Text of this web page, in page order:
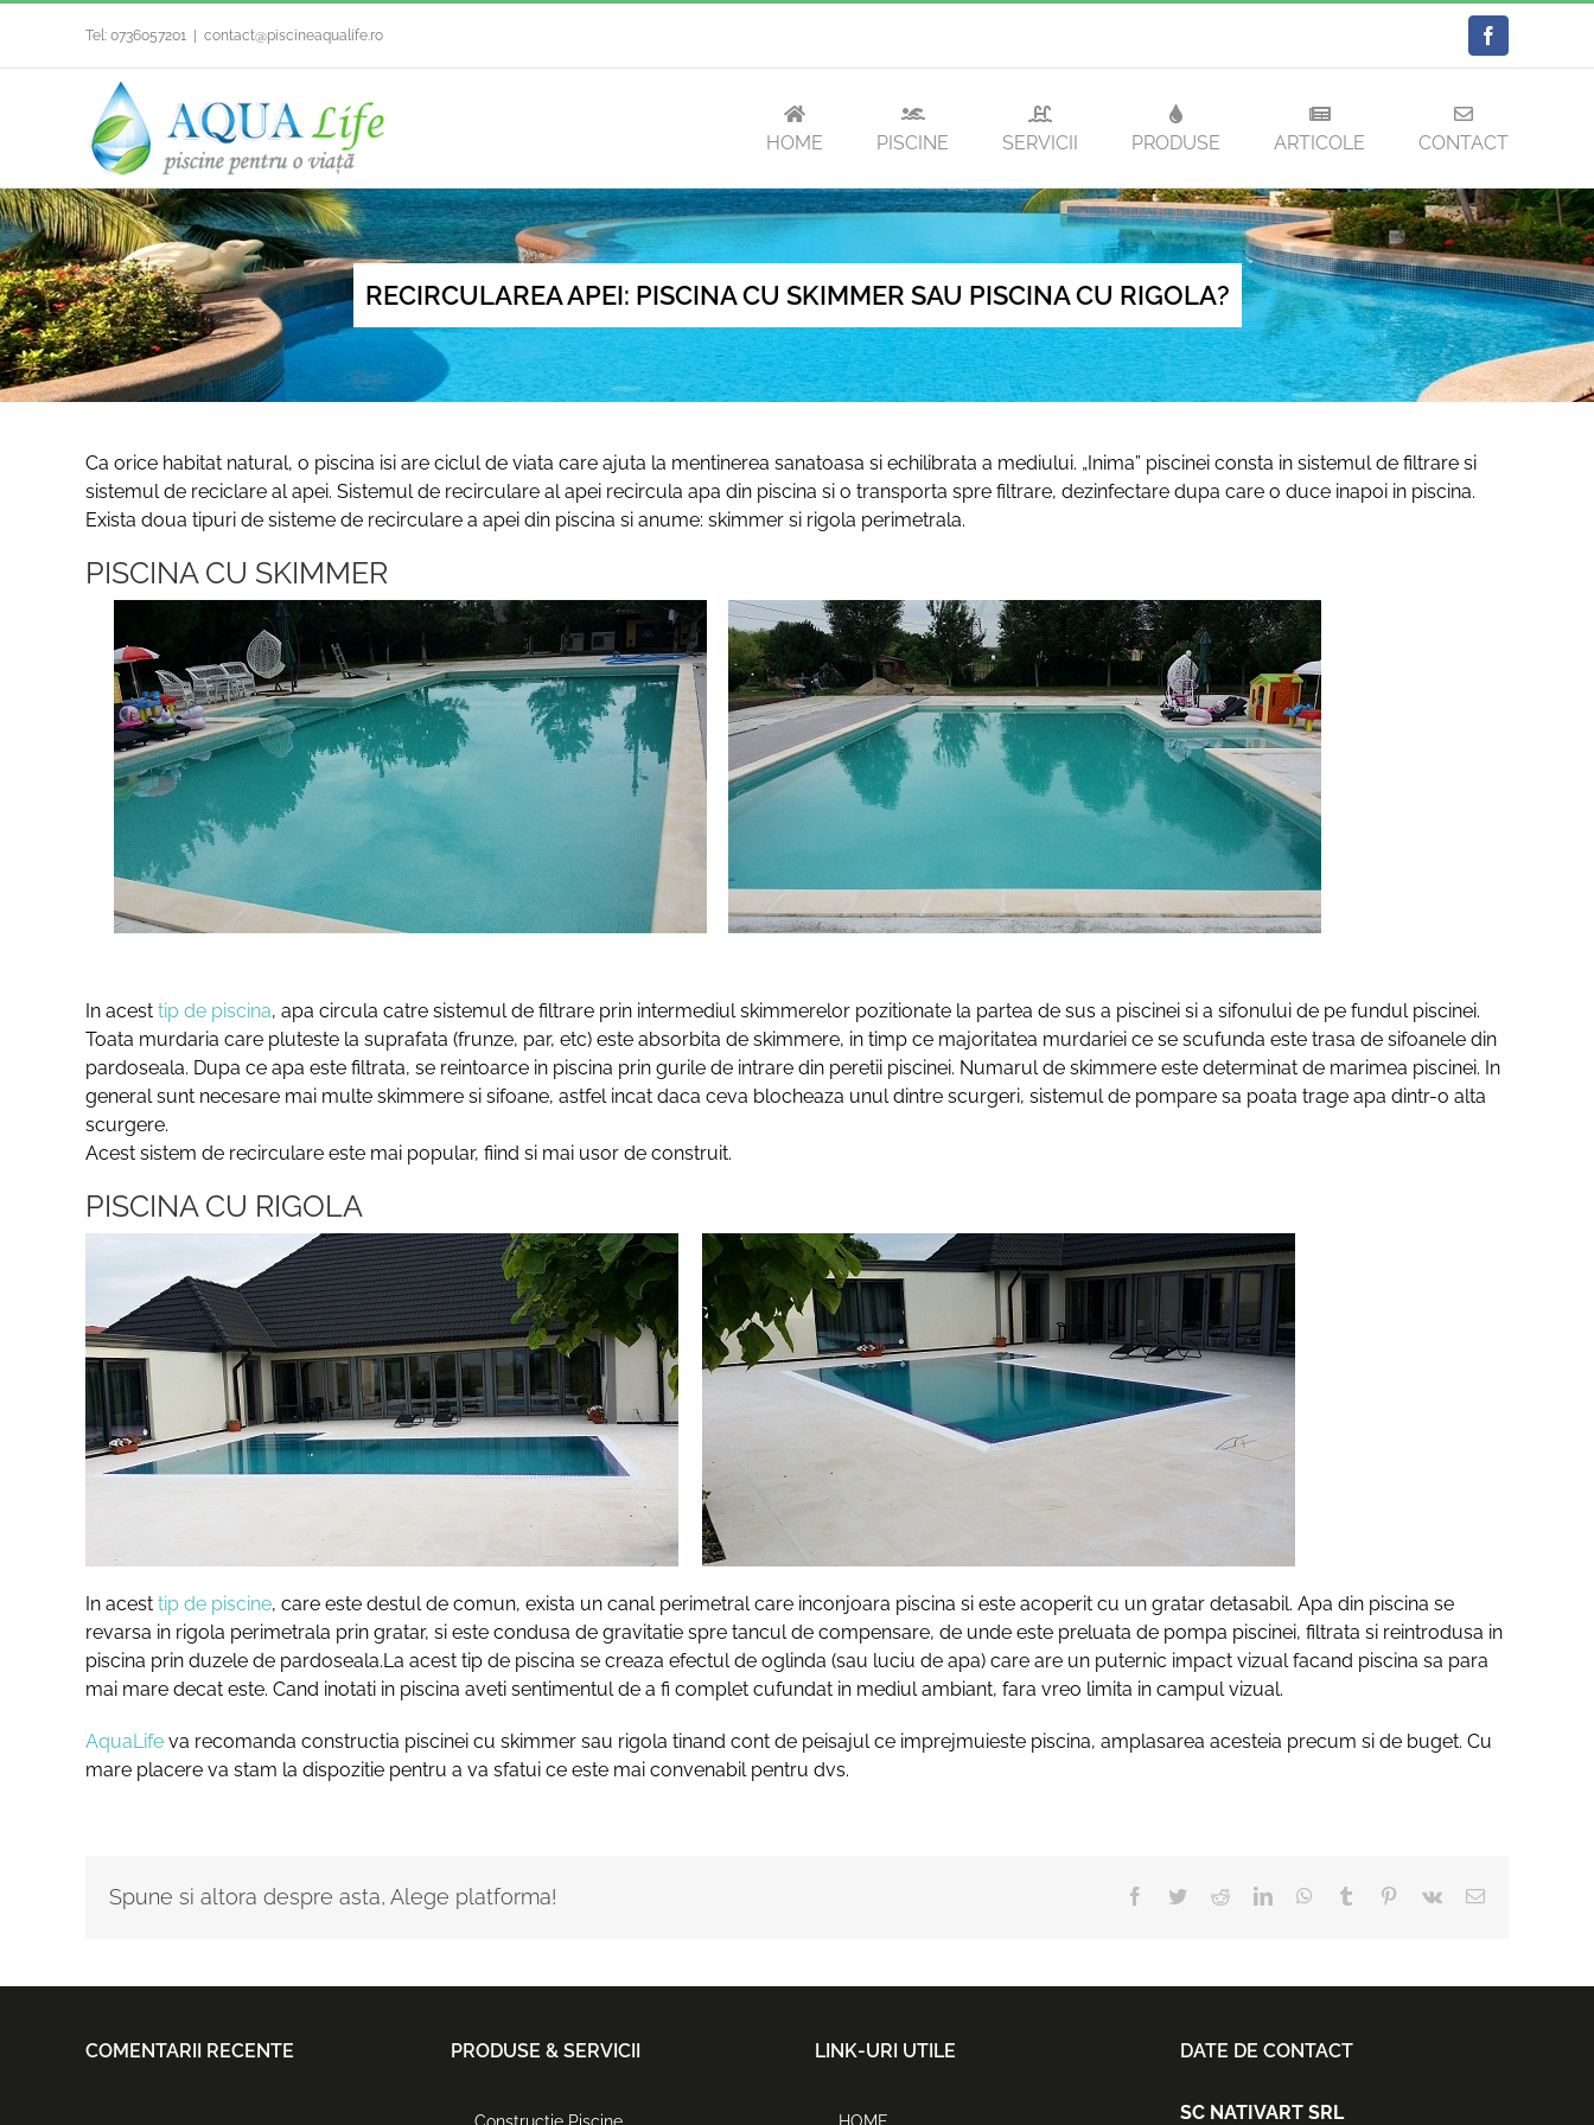
content
Tel: 0736057201 contact@piscineaqualife.ro
HOME PISCINE SERVICII PRODUSE ARTICOLE CONTACT
RECIRCULAREA APEI: PISCINA CU SKIMMER SAU PISCINA CU RIGOLA?
Ca orice habitat natural, o piscina isi are ciclul de viata care ajuta la mentinerea sanatoasa si echilibrata a mediului. „Inima” piscinei consta in sistemul de filtrare si
sistemul de reciclare al apei. Sistemul de recirculare al apei recircula apa din piscina si o transporta spre filtrare, dezinfectare dupa care o duce inapoi in piscina.
Exista doua tipuri de sisteme de recirculare a apei din piscina si anume: skimmer si rigola perimetrala.
PISCINA CU SKIMMER
In acest tip de piscina, apa circula catre sistemul de filtrare prin intermediul skimmerelor pozitionate la partea de sus a piscinei si a sifonului de pe fundul piscinei.
Toata murdaria care pluteste la suprafata (frunze, par, etc) este absorbita de skimmere, in timp ce majoritatea murdariei ce se scufunda este trasa de sifoanele din
pardoseala. Dupa ce apa este filtrata, se reintoarce in piscina prin gurile de intrare din peretii piscinei. Numarul de skimmere este determinat de marimea piscinei. In
general sunt necesare mai multe skimmere si sifoane, astfel incat daca ceva blocheaza unul dintre scurgeri, sistemul de pompare sa poata trage apa dintr-o alta
scurgere.
Acest sistem de recirculare este mai popular, fiind si mai usor de construit.
PISCINA CU RIGOLA
In acest tip de piscine, care este destul de comun, exista un canal perimetral care inconjoara piscina si este acoperit cu un gratar detasabil. Apa din piscina se
revarsa in rigola perimetrala prin gratar, si este condusa de gravitatie spre tancul de compensare, de unde este preluata de pompa piscinei, filtrata si reintrodusa in
piscina prin duzele de pardoseala.La acest tip de piscina se creaza efectul de oglinda (sau luciu de apa) care are un puternic impact vizual facand piscina sa para
mai mare decat este. Cand inotati in piscina aveti sentimentul de a fi complet cufundat in mediul ambiant, fara vreo limita in campul vizual.
AquaLife va recomanda constructia piscinei cu skimmer sau rigola tinand cont de peisajul ce imprejmuieste piscina, amplasarea acesteia precum si de buget. Cu
mare placere va stam la dispozitie pentru a va sfatui ce este mai convenabil pentru dvs.
Spune si altora despre asta, Alege platforma! Facebook
TwitterRedditLinkedInWhatsApp
Tumblr Pinterest
Vk
E-
COMENTARII RECENTE PRODUSE & SERVICII LINK-URI UTILE DATE DE CONTACT
SC NATIVART SRL